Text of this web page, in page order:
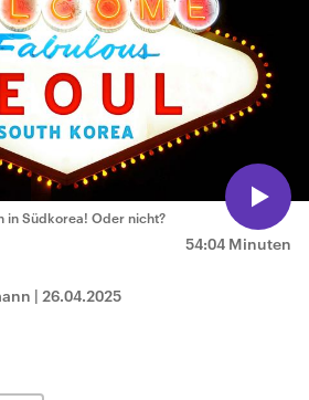
54:04 Minuten
in Südkorea! Oder nicht?
| 26.04.2025